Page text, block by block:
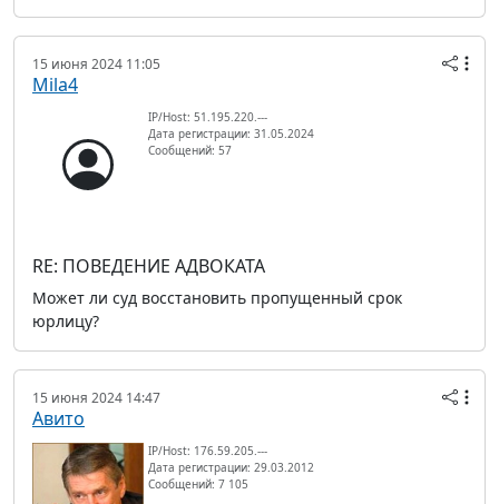
15 июня 2024 11:05
Mila4
IP/Host: 51.195.220.---
Дата регистрации: 31.05.2024
Сообщений: 57
RE: ПОВЕДЕНИЕ АДВОКАТА
Может ли суд восстановить пропущенный срок
юрлицу?
15 июня 2024 14:47
Авито
IP/Host: 176.59.205.---
Дата регистрации: 29.03.2012
Сообщений: 7 105